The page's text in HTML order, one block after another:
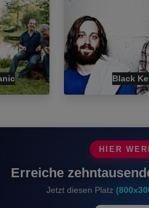
Black
HIER
Erreiche
Jetzt diesen Platz